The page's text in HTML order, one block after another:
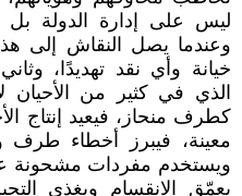
ليس على إدارة الدولة بل
وعندما يصل النقاش إلى
خيانة وأي نقد تهديدًا،
الذي في كثير من
كطرف منحاز، فيعيد إنتاج
معينة، فيبرز أخطاء
ويستخدم مفردات مشحونة
يعمّق الانقسام ويغذي